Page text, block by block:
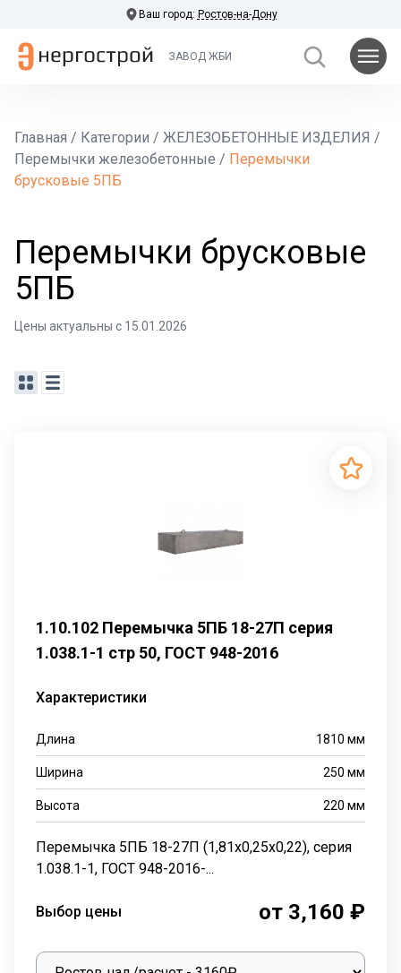
Ваш город: Ростов-на-Дону
ЗАВОД ЖБИ
Главная / Категории / ЖЕЛЕЗОБЕТОННЫЕ ИЗДЕЛИЯ /
Перемычки железобетонные / Перемычки
брусковые 5ПБ
Перемычки брусковые
5ПБ
Цены актуальны с 15.01.2026
1.10.102 Перемычка 5ПБ 18-27П серия
1.038.1-1 стр 50, ГОСТ 948-2016
Характеристики
Длина 1810 мм
Ширина 250 мм
Высота 220 мм
Перемычка 5ПБ 18-27П (1,81х0,25х0,22), серия
1.038.1-1, ГОСТ 948-2016-...
Выбор цены от 3,160 ₽